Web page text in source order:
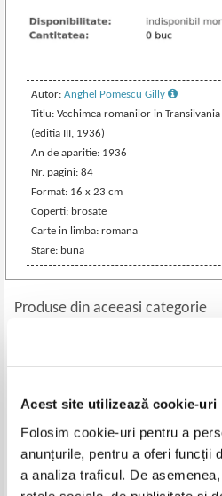
Acest site utilizează cookie-uri
Folosim cookie-uri pentru a
anunțurile, pentru a oferi funcții
a analiza traficul. De
Autor:Anghel Pomescu Gilly
Titlu: Vechimea romanilor in
(editia III, 1936)
An de aparitie: 1936
Nr. pagini: 84
Format: 16 x 23 cm
Coperti: brosate
Carte in limba: romana
Stare: buna
Produse din aceeasi categorie